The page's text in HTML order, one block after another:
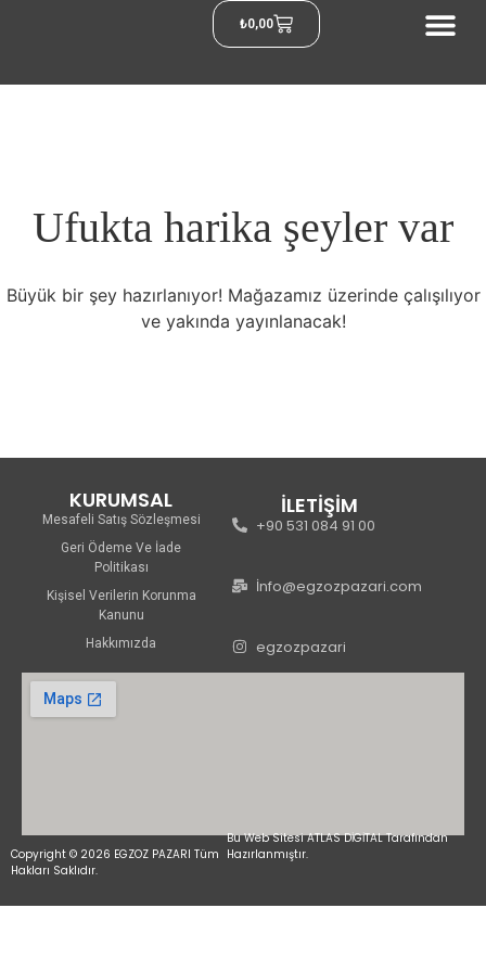
₺0,00
Ufukta harika şeyler var
Büyük bir şey hazırlanıyor! Mağazamız üzerinde çalışılıyor
ve yakında yayınlanacak!
KURUMSAL
Mesafeli Satış Sözleşmesi
Geri Ödeme Ve İade
Politikası
Kişisel Verilerin Korunma
Kanunu
Hakkımızda
İLETİŞİM
+90 531 084 91 00
İnfo@egzozpazari.com
egzozpazari
Copyright © 2026 EGZOZ PAZARI Tüm
Hakları Saklıdır.
Bu Web Sitesi ATLAS DİGİTAL Tarafından
Hazırlanmıştır.